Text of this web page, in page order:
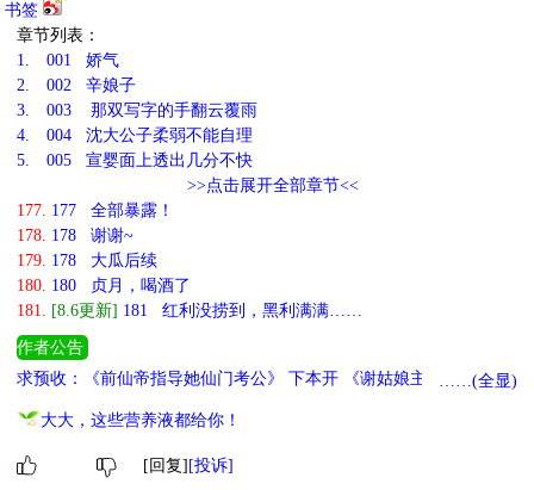
书签
章节列表：
1.
001 娇气
2.
002 辛娘子
3.
003 那双写字的手翻云覆雨
4.
004 沈大公子柔弱不能自理
5.
005 宣婴面上透出几分不快
>>点击展开全部章节<<
177. 177 全部暴露！
178. 178 谢谢~
179. 178 大瓜后续
180. 180 贞月，喝酒了
181. [8.6更新] 181 红利没捞到，黑利满满……
作者公告
求预收：《前仙帝指导她仙门考公》 下本开 《谢姑娘主动替嫁后探
案了吗？》 本文同类型预收 推荐已完结里好看几本《女配她听到真
凶心音》 《顾家小仵作》 《神爵的女巫》 《穿成圣母文中女配》
更多完结文见专栏
……(全显)
大大，这些营养液都给你！
[回复] [投诉]